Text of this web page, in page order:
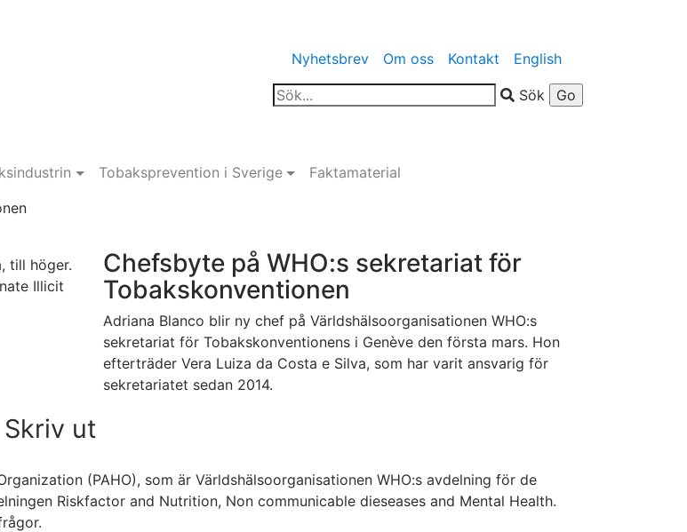
Nyhetsbrev Om oss Kontakt English
Sök
Tobaksprevention i Sverige
Faktamaterial
till höger.
Illicit
Chefsbyte på WHO:s sekretariat för
Tobakskonventionen
Adriana Blanco blir ny chef på Världshälsoorganisationen WHO:s
sekretariat för Tobakskonventionens i Genève den första mars. Hon
efterträder Vera Luiza da Costa e Silva, som har varit ansvarig för
sekretariatet sedan 2014.
Skriv ut
(PAHO), som är Världshälsoorganisationen WHO:s avdelning för de
Riskfactor and Nutrition, Non communicable dieseases and Mental Health.